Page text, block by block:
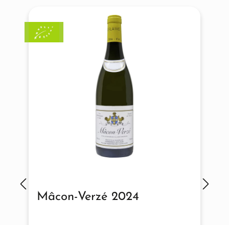
Mâcon-Verzé 2024